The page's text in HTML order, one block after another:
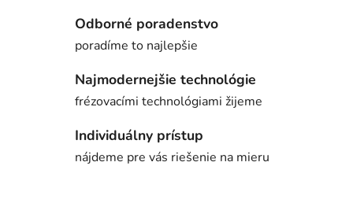
Odborné poradenstvo
poradíme to najlepšie
Najmodernejšie technológie
frézovacími technológiami žijeme
Individuálny prístup
nájdeme pre vás riešenie na mieru